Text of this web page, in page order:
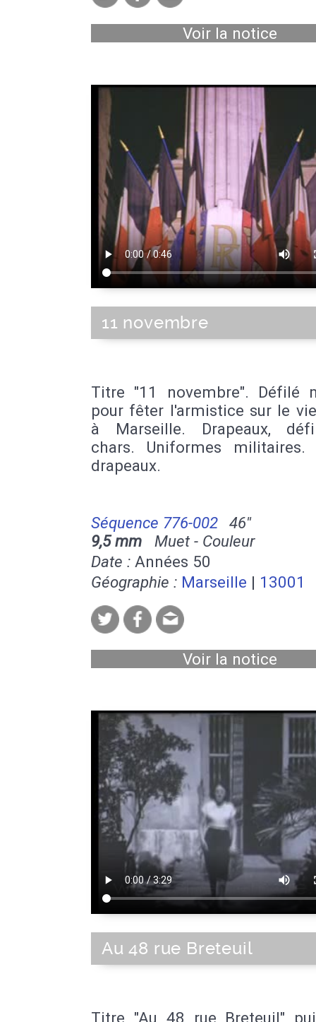
Voir la notice
11 novembre
Titre "11 novembre". Défilé
pour fêter l'armistice sur le
à Marseille. Drapeaux,
chars. Uniformes militaires.
drapeaux.
Séquence 776-002
46''
9,5 mm Muet - Couleur
Date : Années 50
Géographie : Marseille | 13001
Voir la notice
Au 48 rue Breteuil
Titre "Au 48 rue Breteuil"